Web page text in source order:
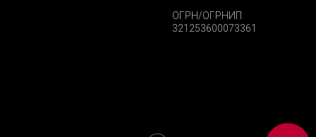
ОГРН/ОГРНИП
321253600073361